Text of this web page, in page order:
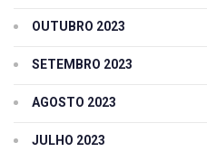
OUTUBRO 2023
SETEMBRO 2023
AGOSTO 2023
JULHO 2023